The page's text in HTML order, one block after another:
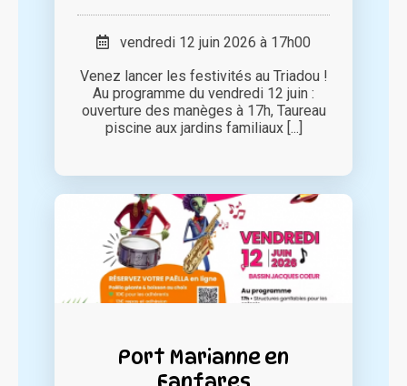
vendredi 12 juin 2026 à 17h00
Venez lancer les festivités au Triadou !
Au programme du vendredi 12 juin :
ouverture des manèges à 17h, Taureau
piscine aux jardins familiaux [...]
Port Marianne en